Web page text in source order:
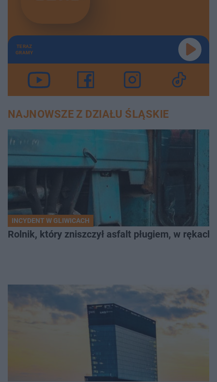
TERAZ
GRAMY
NAJNOWSZE Z DZIAŁU ŚLĄSKIE
INCYDENT W GLIWICACH
Rolnik, który zniszczył asfalt pługiem, w